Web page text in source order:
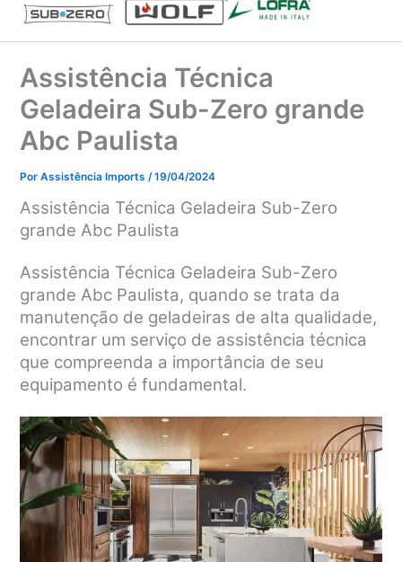
Assistência Técnica
Geladeira Sub-Zero grande
Abc Paulista
PorAssistência Imports/19/04/2024
Assistência Técnica Geladeira Sub-Zero
grande Abc Paulista
Assistência Técnica Geladeira Sub-Zero
grande Abc Paulista, quando se trata da
manutenção de geladeiras de alta qualidade,
encontrar um serviço de assistência técnica
que compreenda a importância de seu
equipamento é fundamental.